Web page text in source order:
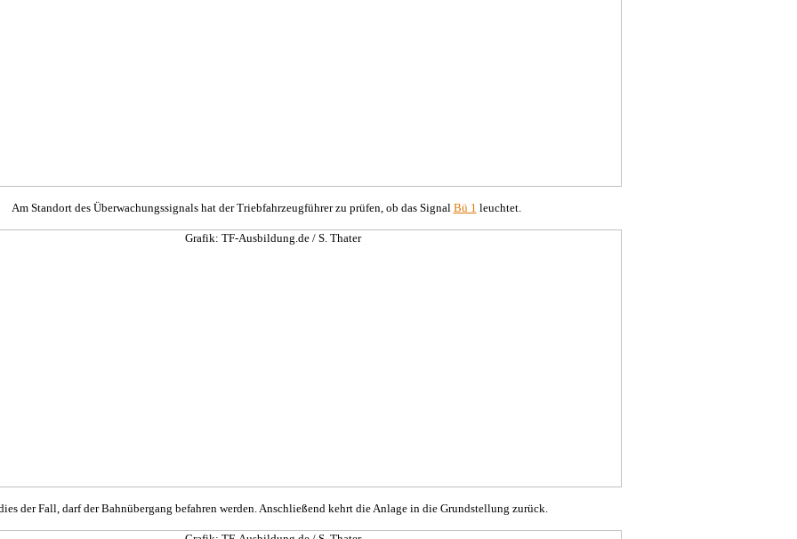
Am Standort des Überwachungssignals hat der Triebfahrzeugführer zu prüfen, ob das Signal Bü 1 leuchtet.
der Fall, darf der Bahnübergang befahren werden. Anschließend kehrt die Anlage in die Grundstellung zurück.